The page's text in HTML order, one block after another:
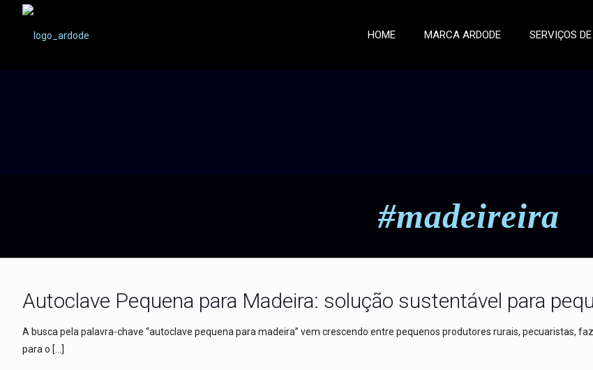
HOME MARCA ARDODE SERVIÇOS
#madeireira
Autoclave Pequena para Madeira: solução sustentável para
A busca pela palavra-chave “autoclave pequena para madeira” vem crescendo entre pequenos produtores rurais, pecuaristas,
para o […]